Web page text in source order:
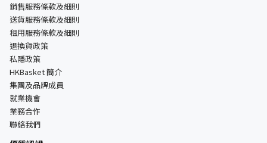
銷售服務條款及細則
送貨服務條款及細則
租用服務條款及細則
退換貨政策
私隱政策
HKBasket 簡介
集團及品牌成員
就業機會
業務合作
聯絡我們